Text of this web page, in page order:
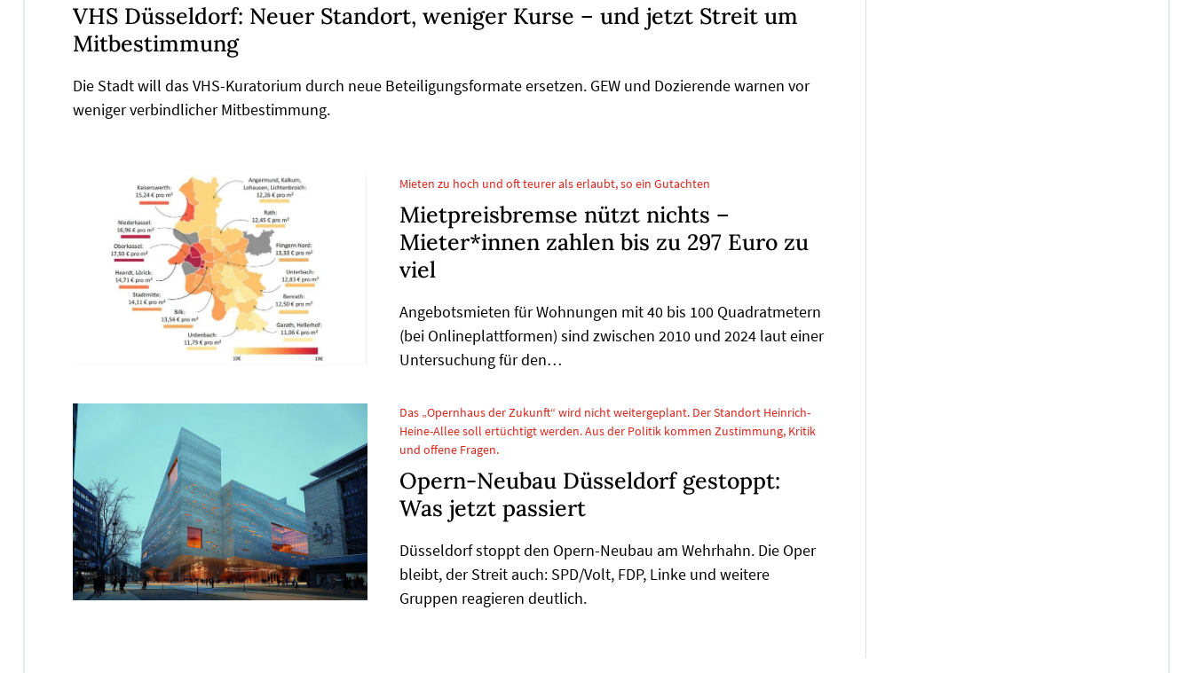
VHS Düsseldorf: Neuer Standort, weniger Kurse – und jetzt Streit um
Mitbestimmung
Die Stadt will das VHS-Kuratorium durch neue Beteiligungsformate ersetzen. GEW und Dozierende warnen vor
weniger verbindlicher Mitbestimmung.
Mieten zu hoch und oft teurer als erlaubt, so ein Gutachten
Mietpreisbremse nützt nichts –
Mieter*innen zahlen bis zu 297 Euro zu
viel
Angebotsmieten für Wohnungen mit 40 bis 100 Quadratmetern
(bei Onlineplattformen) sind zwischen 2010 und 2024 laut einer
Untersuchung für den…
Das „Opernhaus der Zukunft“ wird nicht weitergeplant. Der Standort Heinrich-
Heine-Allee soll ertüchtigt werden. Aus der Politik kommen Zustimmung, Kritik
und offene Fragen.
Opern-Neubau Düsseldorf gestoppt:
Was jetzt passiert
Düsseldorf stoppt den Opern-Neubau am Wehrhahn. Die Oper
bleibt, der Streit auch: SPD/Volt, FDP, Linke und weitere
Gruppen reagieren deutlich.